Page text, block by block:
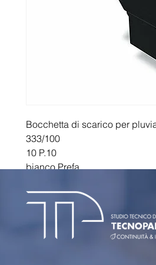
Bocchetta di scarico per
333/100
10 P.10
bianco Prefa